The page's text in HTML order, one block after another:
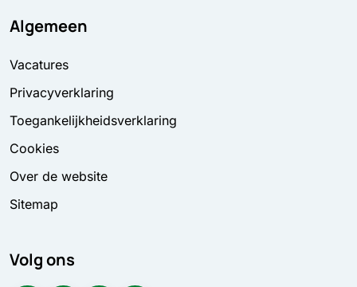
Algemeen
Vacatures
Privacyverklaring
Toegankelijkheidsverklaring
Cookies
Over de website
Sitemap
Volg ons